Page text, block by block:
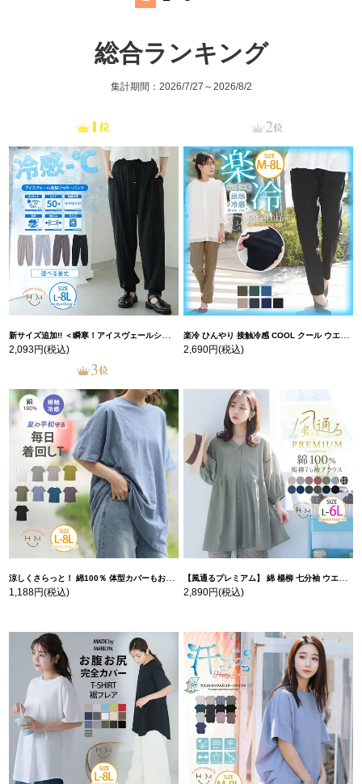
総合ランキング
集計期間：2026/7/27～2026/8/2
新サイズ追加!! ＜瞬寒！アイスヴェールシリーズ＞ 美脚 ジョガーパンツ 【ウェストゴム】 【ストレッチ】 | 大きいサイズの通販ならハッピーマリリン
2,093円(税込)
楽冷 ひんやり 接触冷感 COOL クール ウエストゴム 楽ちん ストレッチ 美脚 レギパン 【ストレッチ】 | 大きいサイズの通販ならハッピーマリリン
2,690円(税込)
涼しくさらっと！ 綿100％ 体型カバーもお洒落も叶える 風合いコットン ゆるシルエット ドルマン | 大きいサイズの通販ならハッピーマリリン
1,188円(税込)
【風通るプレミアム】 綿 楊柳 七分袖 ウエストギャザー ブラウス | 大きいサイズの通販ならハッピーマリリン
2,890円(税込)